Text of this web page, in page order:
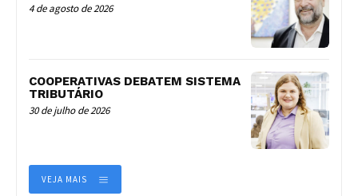
4 de agosto de 2026
COOPERATIVAS DEBATEM SISTEMA
TRIBUTÁRIO
30 de julho de 2026
VEJA MAIS